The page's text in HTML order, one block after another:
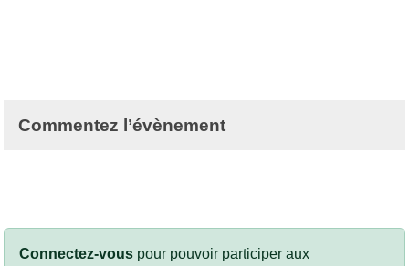
Commentez l’évènement
Connectez-vous pour pouvoir participer aux